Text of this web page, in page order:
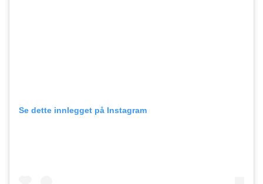
Se dette innlegget på Instagram